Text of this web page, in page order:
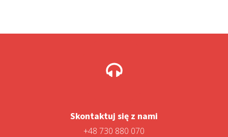
Skontaktuj się z nami
+48 730 880 070